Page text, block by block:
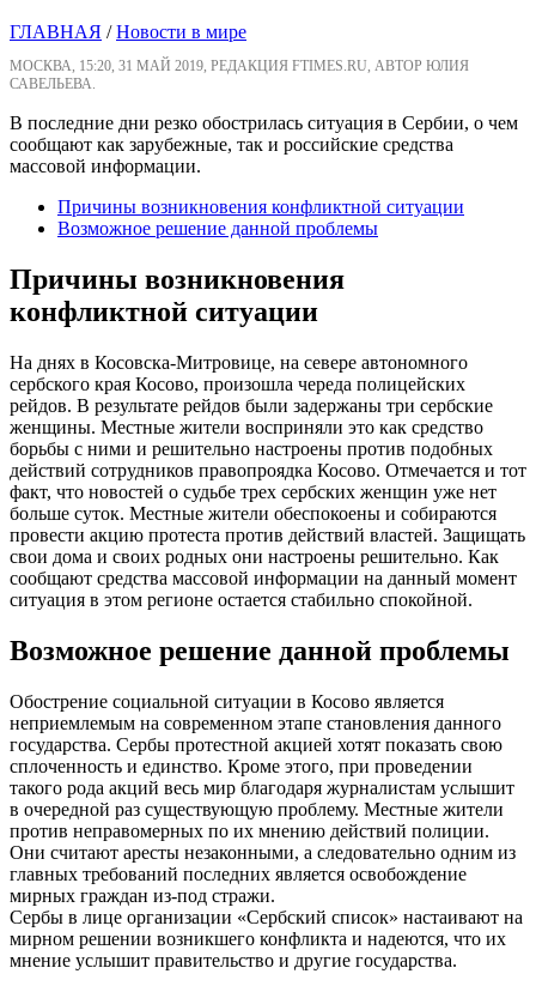
ГЛАВНАЯ /Новости в мире
МОСКВА, 15:20, 31 МАЙ 2019, РЕДАКЦИЯ FTIMES.RU, АВТОР ЮЛИЯ
САВЕЛЬЕВА.
В последние дни резко обострилась ситуация в Сербии, о чем
сообщают как зарубежные, так и российские средства
массовой информации.
Причины возникновения конфликтной ситуации
Возможное решение данной проблемы
Причины возникновения
конфликтной ситуации
На днях в Косовска-Митровице, на севере автономного
сербского края Косово, произошла череда полицейских
рейдов. В результате рейдов были задержаны три сербские
женщины. Местные жители восприняли это как средство
борьбы с ними и решительно настроены против подобных
действий сотрудников правопроядка Косово. Отмечается и тот
факт, что новостей о судьбе трех сербских женщин уже нет
больше суток. Местные жители обеспокоены и собираются
провести акцию протеста против действий властей. Защищать
свои дома и своих родных они настроены решительно. Как
сообщают средства массовой информации на данный момент
ситуация в этом регионе остается стабильно спокойной.
Возможное решение данной проблемы
Обострение социальной ситуации в Косово является
неприемлемым на современном этапе становления данного
государства. Сербы протестной акцией хотят показать свою
сплоченность и единство. Кроме этого, при проведении
такого рода акций весь мир благодаря журналистам услышит
в очередной раз существующую проблему. Местные жители
против неправомерных по их мнению действий полиции.
Они считают аресты незаконными, а следовательно одним из
главных требований последних является освобождение
мирных граждан из-под стражи.
Сербы в лице организации «Сербский список» настаивают на
мирном решении возникшего конфликта и надеются, что их
мнение услышит правительство и другие государства.